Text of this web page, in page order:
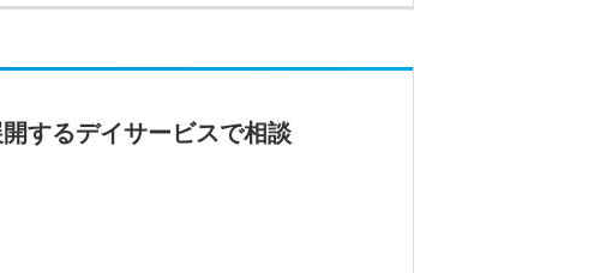
するデイサービスで相談